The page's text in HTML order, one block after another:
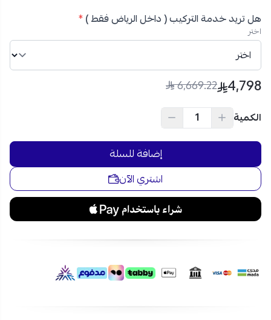
بلد الصنع:الصين
لماذا تختار مكيف ميديا أوليمبوس سبليت 31400 وحدة بارد؟
تبريد عالي الكفاءة:
مكيف سبليت ميديا 36 الف وحدة
بقدرة تبريد قوية تناسب المساحات الكبيرة.
تشغيل سريع ومريح:خاصية التبريد السريع لتحقيق الراحة
الفورية.
تدفق هواء ذكي:يتميز مكيف سبليت ميديا اوليمبوس
بتوزيع فعال للهواء في جميع الاتجاهات.
ريش ذهبية مقاومة للتآكل:لتعزيز الأداء وزيادة العمر
فلتر مزدوج:لتنقية الهواء وضمان جودة صحية أفضل.
علبة كهرباء مضادة للاحتراق وحساس كشف
تسريب.
هل تريد خدمة التركيب ( داخل الرياض فقط )*
اختر
4,798
6,669.22
الكمية
إضافة للسلة
اشتري الآن